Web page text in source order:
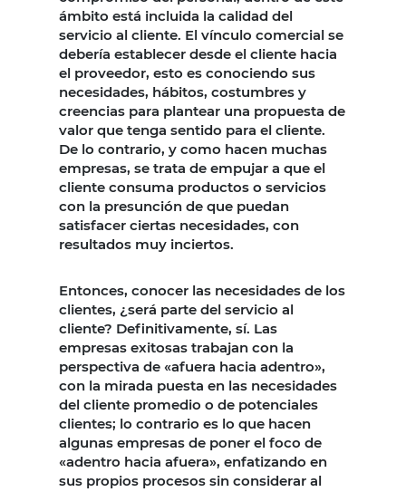
ámbito está incluida la calidad del
servicio al cliente. El vínculo comercial se
debería establecer desde el cliente hacia
el proveedor, esto es conociendo sus
necesidades, hábitos, costumbres y
creencias para plantear una propuesta de
valor que tenga sentido para el cliente.
De lo contrario, y como hacen muchas
empresas, se trata de empujar a que el
cliente consuma productos o servicios
con la presunción de que puedan
satisfacer ciertas necesidades, con
resultados muy inciertos.
Entonces, conocer las necesidades de los
clientes, ¿será parte del servicio al
cliente? Definitivamente, sí. Las
empresas exitosas trabajan con la
perspectiva de «afuera hacia adentro»,
con la mirada puesta en las necesidades
del cliente promedio o de potenciales
clientes; lo contrario es lo que hacen
algunas empresas de poner el foco de
«adentro hacia afuera», enfatizando en
sus propios procesos sin considerar al